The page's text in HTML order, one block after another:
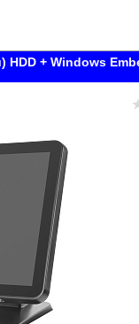
+ Windows